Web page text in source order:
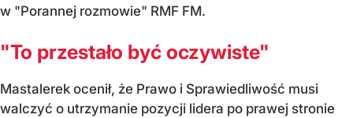
w "Porannej rozmowie" RMF FM.
"To przestało być oczywiste"
Mastalerek ocenił, że Prawo i Sprawiedliwość musi
walczyć o utrzymanie pozycji lidera po prawej stronie